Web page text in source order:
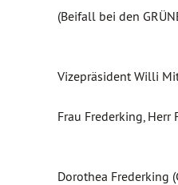
(Beifall bei den
Vizepräsident Willi
Frau Frederking,
Dorothea Frederking